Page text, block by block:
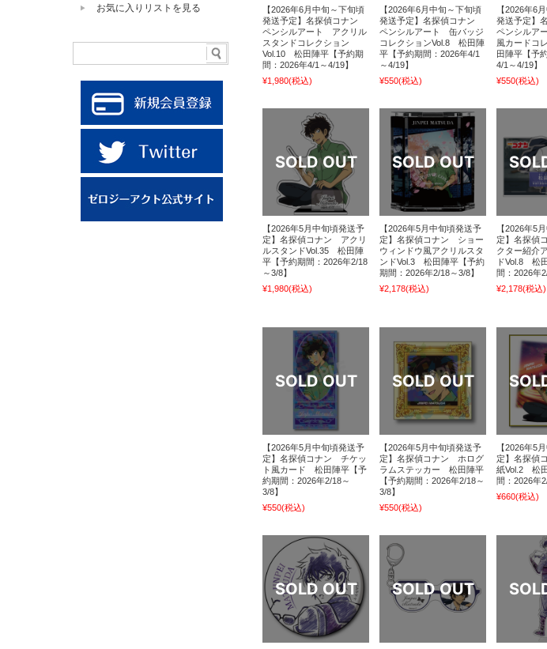
【2026年6月中旬～下旬頃
発送予定】名探偵コナン
ペンシルアート アクリル
スタンドコレクション
Vol.10 松田陣平【予約期
間：2026年4/1～4/19】
¥1,980(税込)
【2026年6月中旬～下旬頃
発送予定】名探偵コナン
ペンシルアート 缶バッジ
コレクションVol.8 松田陣
平【予約期間：2026年4/1
～4/19】
¥550(税込)
【2026年6
発送予定】
ペンシルア
風カードコ
田陣平【予
4/1～4/19】
¥550(税込)
【2026年5月中旬頃発送予
定】名探偵コナン アクリ
ルスタンドVol.35 松田陣
平【予約期間：2026年2/18
～3/8】
¥1,980(税込)
【2026年5月中旬頃発送予
定】名探偵コナン ショー
ウィンドウ風アクリルスタ
ンドVol.3 松田陣平【予約
期間：2026年2/18～3/8】
¥2,178(税込)
【2026年5
定】名探偵
クター紹介
ドVol.8 松
間：2026年
¥2,178(税込)
【2026年5月中旬頃発送予
定】名探偵コナン チケッ
ト風カード 松田陣平【予
約期間：2026年2/18～
3/8】
¥550(税込)
【2026年5月中旬頃発送予
定】名探偵コナン ホログ
ラムステッカー 松田陣平
【予約期間：2026年2/18～
3/8】
¥550(税込)
【2026年5
定】名探偵
紙Vol.2 松
間：2026年
¥660(税込)
お気に入りリストを見る